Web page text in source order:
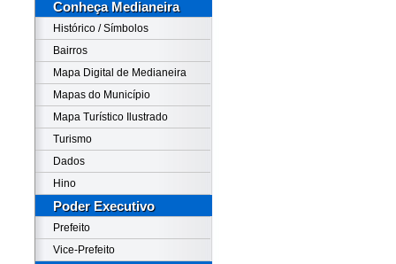
Conheça Medianeira
Histórico / Símbolos
Bairros
Mapa Digital de Medianeira
Mapas do Município
Mapa Turístico Ilustrado
Turismo
Dados
Hino
Poder Executivo
Prefeito
Vice-Prefeito